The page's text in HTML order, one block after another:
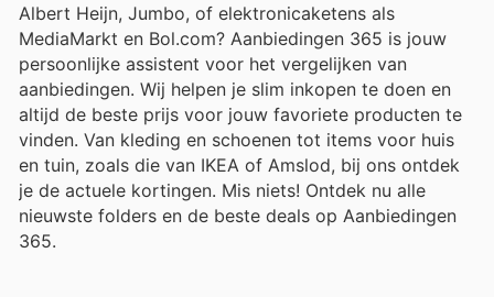
Albert Heijn, Jumbo, of elektronicaketens als
MediaMarkt en Bol.com? Aanbiedingen 365 is jouw
persoonlijke assistent voor het vergelijken van
aanbiedingen. Wij helpen je slim inkopen te doen en
altijd de beste prijs voor jouw favoriete producten te
vinden. Van kleding en schoenen tot items voor huis
en tuin, zoals die van IKEA of Amslod, bij ons ontdek
je de actuele kortingen. Mis niets! Ontdek nu alle
nieuwste folders en de beste deals op Aanbiedingen
365.